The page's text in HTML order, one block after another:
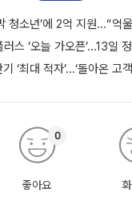
청소년’에 2억 지원...“억
스 ‘오늘 가오픈’...13일
‘최대 적자’...‘돌아온 고
좋아요
0